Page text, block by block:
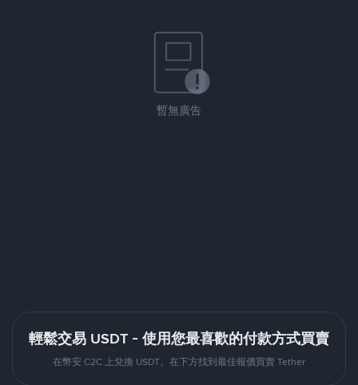
暫無廣告
輕鬆交易 USDT - 使用您最喜歡的付款方式買賣
在幣安 C2C 上兌換 USDT。在下方找到最佳報價買賣 Tether